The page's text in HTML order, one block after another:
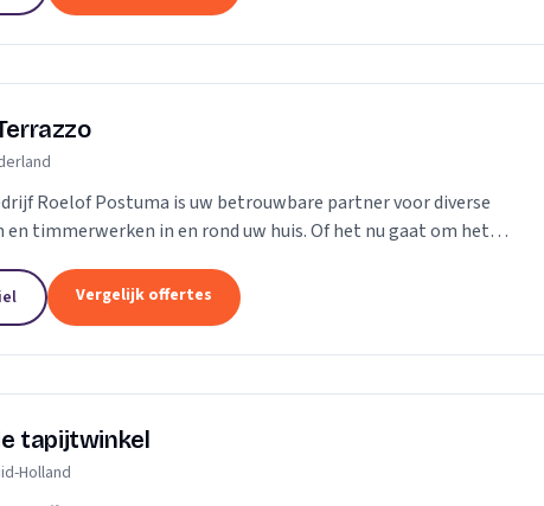
Roelof Postuma is uw betrouwbare partner voor diverse
en timmerwerken in en rond uw huis. Of het nu gaat om het
Vergelijk offertes
tapijtwinkel
Holland